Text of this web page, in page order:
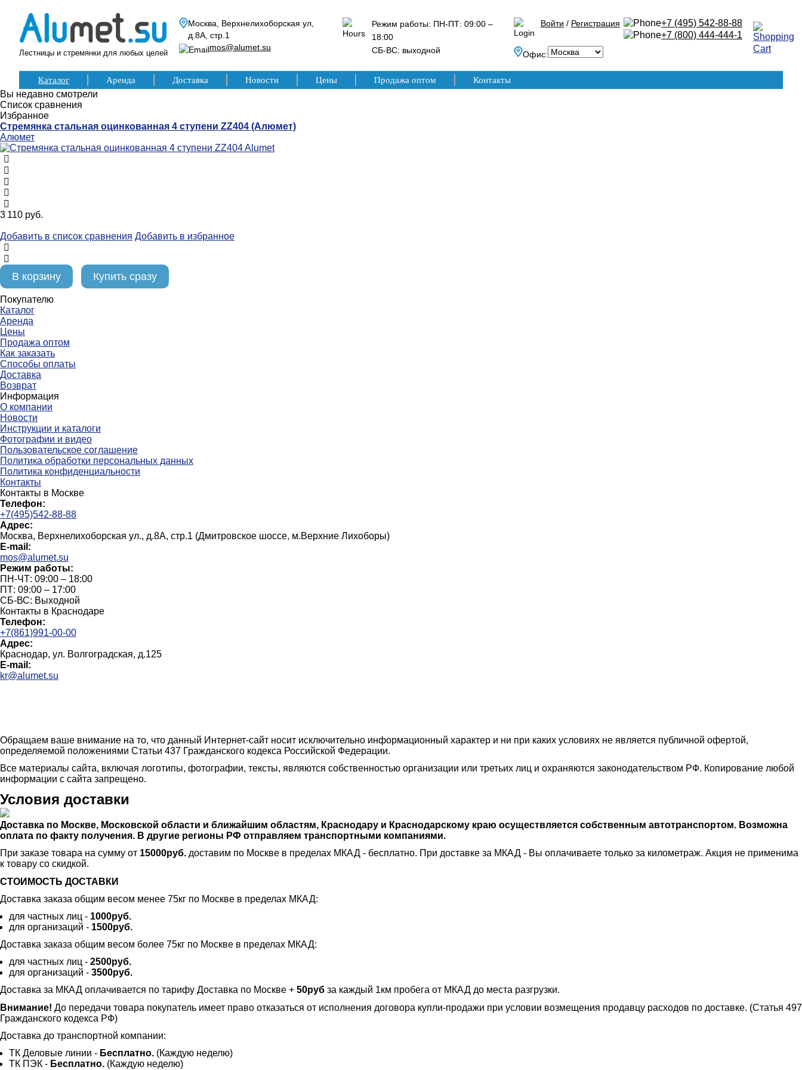
Лестницы и стремянки для любых целей
Москва, Верхнелихоборская ул,
д.8А, стр.1
mos@alumet.su
Режим работы: ПН-ПТ: 09:00 –
18:00
СБ-ВС: выходной
Войти / Регистрация
Офис:
+7 (495) 542-88-88
+7 (800) 444-444-1
Каталог Аренда Доставка Новости Цены Продажа оптом Контакты
Вы недавно смотрели
Список сравнения
Избранное
Стремянка стальная оцинкованная 4 ступени ZZ404 (Алюмет)
Алюмет
3 110 руб.
Добавить в список сравнения Добавить в избранное
В корзину Купить сразу
Покупателю
Каталог
Аренда
Цены
Продажа оптом
Как заказать
Способы оплаты
Доставка
Возврат
Информация
О компании
Новости
Инструкции и каталоги
Фотографии и видео
Пользовательское соглашение
Политика обработки персональных данных
Политика конфиденциальности
Контакты
Контакты в Москве
Телефон:
+7(495)542-88-88
Адрес:
Москва, Верхнелихоборская ул., д.8А, стр.1 (Дмитровское шоссе, м.Верхние Лихоборы)
E-mail:
mos@alumet.su
Режим работы:
ПН-ЧТ: 09:00 – 18:00
ПТ: 09:00 – 17:00
СБ-ВС: Выходной
Контакты в Краснодаре
Телефон:
+7(861)991-00-00
Адрес:
Краснодар, ул. Волгоградская, д.125
E-mail:
kr@alumet.su
Обращаем ваше внимание на то, что данный Интернет-сайт носит исключительно информационный характер и ни при каких условиях не является публичной офертой,
определяемой положениями Статьи 437 Гражданского кодекса Российской Федерации.
Все материалы сайта, включая логотипы, фотографии, тексты, являются собственностью организации или третьих лиц и охраняются законодательством РФ. Копирование любой
информации с сайта запрещено.
Условия доставки
Доставка по Москве, Московской области и ближайшим областям, Краснодару и Краснодарскому краю осуществляется собственным автотранспортом. Возможна
оплата по факту получения. В другие регионы РФ отправляем транспортными компаниями.
При заказе товара на сумму от 15000руб. доставим по Москве в пределах МКАД - бесплатно. При доставке за МКАД - Вы оплачиваете только за километраж. Акция не применима
к товару со скидкой.
СТОИМОСТЬ ДОСТАВКИ
Доставка заказа общим весом менее 75кг по Москве в пределах МКАД:
для частных лиц - 1000руб.
для организаций - 1500руб.
Доставка заказа общим весом более 75кг по Москве в пределах МКАД:
для частных лиц - 2500руб.
для организаций - 3500руб.
Доставка за МКАД оплачивается по тарифу Доставка по Москве + 50руб за каждый 1км пробега от МКАД до места разгрузки.
Внимание! До передачи товара покупатель имеет право отказаться от исполнения договора купли-продажи при условии возмещения продавцу расходов по доставке. (Статья 497
Гражданского кодекса РФ)
Доставка до транспортной компании:
ТК Деловые линии - Бесплатно. (Каждую неделю)
ТК ПЭК - Бесплатно. (Каждую неделю)